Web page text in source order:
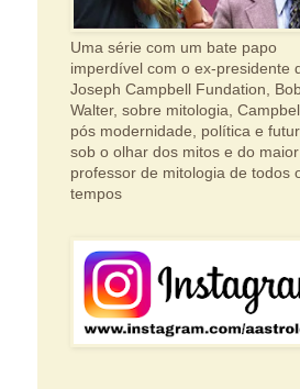
Uma série com um bate papo
imperdível com o ex-presidente
Joseph Campbell Fundation,
Walter, sobre mitologia,
pós modernidade, política e
sob o olhar dos mitos e do maior
professor de mitologia de todos
tempos